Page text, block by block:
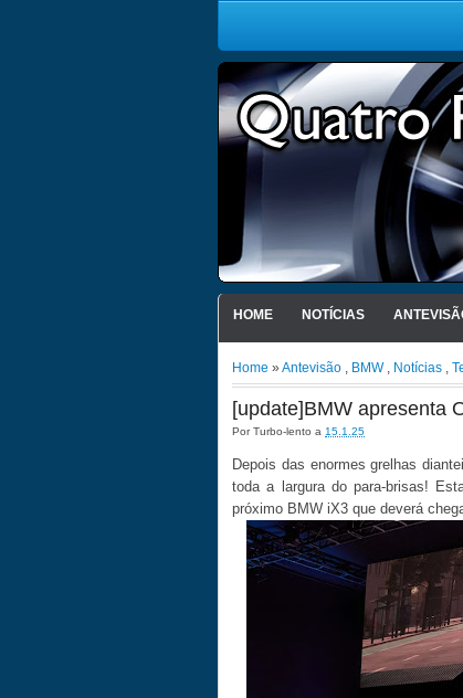
HOME NOTÍCIAS
Home » Antevisão , BMW, Notícias ,
[update]BMW apresenta
PorTurbo-lento a 15.1.25
Depois das enormes grelhas
toda a largura do para-brisas!
próximo BMW iX3 que deverá